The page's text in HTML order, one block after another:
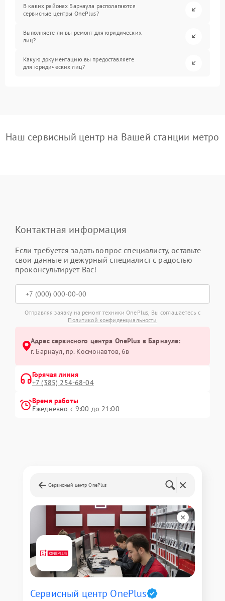
В каких районах Барнаула располагаются
сервисные центры OnePlus?
Выполняете ли вы ремонт для юридических
лиц?
Какую документацию вы предоставляете
для юридических лиц?
Наш сервисный центр на Вашей станции метро
Контактная информация
Если требуется задать вопрос специалисту, оставьте
свои данные и дежурный специалист с радостью
проконсультирует Вас!
Отправляя заявку на ремонт техники OnePlus, Вы соглашаетесь с
Политикой конфиденциальности
Адрес сервисного центра OnePlus в Барнауле:
г. Барнаул, ​пр. Космонавтов, 6в
Горячая линия
+7 (385) 254-68-04
Время работы
Ежедневно с 9:00 до 21:00
Сервисный центр OnePlus
Сервисный центр OnePlus